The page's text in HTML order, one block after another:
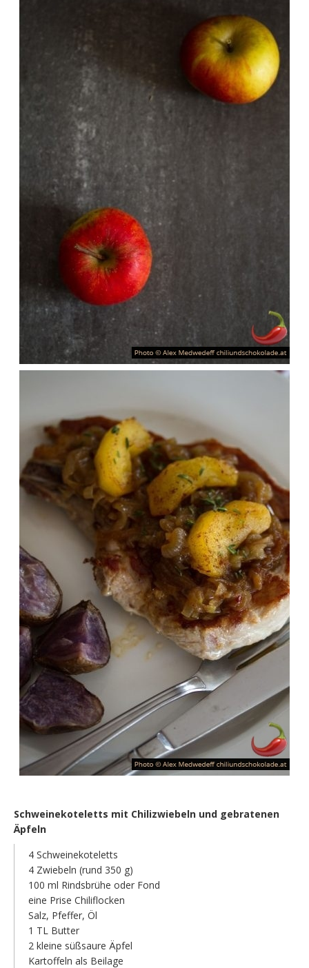
Schweinekoteletts mit Chilizwiebeln und gebratenen
Äpfeln
4 Schweinekoteletts
4 Zwiebeln (rund 350 g)
100 ml Rindsbrühe oder Fond
eine Prise Chiliflocken
Salz, Pfeffer, Öl
1 TL Butter
2 kleine süßsaure Äpfel
Kartoffeln als Beilage